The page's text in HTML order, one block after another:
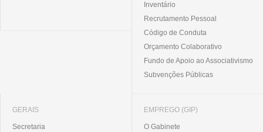
Inventário
Recrutamento Pessoal
Código de Conduta
Orçamento Colaborativo
Fundo de Apoio ao Associativismo
Subvenções Públicas
GERAIS
Secretaria
EMPREGO (GIP)
O Gabinete